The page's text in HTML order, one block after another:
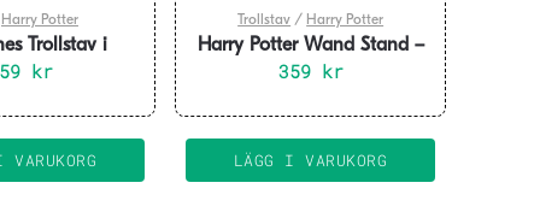
Harry Potter
Trollstav i
Box
kr
Trollstav / Harry Potter
Harry Potter Wand Stand –
Ravenclaw 20 cm
359 kr
LÄGG I VARUKORG